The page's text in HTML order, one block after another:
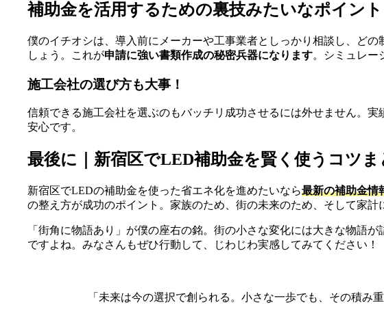
補助金を活用するための裏技みたいなポイント
僕のイチオシは、導入前にメーカーや工事業者としっかり相談し、ど
しょう。これが申請に強い書類作成の秘密兵器になります。シミュレー
施工会社の選び方も大事！
信頼できる施工会社を選ぶのもバッチリ成功させるには外せません。
安心です。
最後に｜新宿区でLED補助金を賢く使うコツま
新宿区でLEDの補助金を使った省エネ化を進めたいなら最新の補助金情
の整え方が成功のポイント。家族のため、街の未来のため、そして家
「街角に物語あり」が僕の座右の銘。街の小さな変化には大きな物語
ですよね。みなさんもぜひ行動して、じわじわ実感してみてください！
「未来は今の選択で創られる。小さな一歩でも、その積み